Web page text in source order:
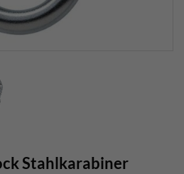
Stahlkarabiner